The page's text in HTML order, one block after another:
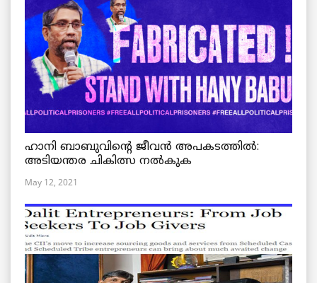
ഹാനി ബാബുവിന്റെ ജീവൻ അപകടത്തിൽ:
അടിയന്തര ചികിത്സ നൽകുക
May 12, 2021